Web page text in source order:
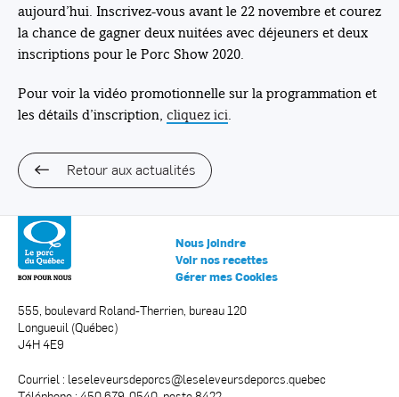
aujourd’hui. Inscrivez-vous avant le 22 novembre et courez
la chance de gagner deux nuitées avec déjeuners et deux
inscriptions pour le Porc Show 2020.
Pour voir la vidéo promotionnelle sur la programmation et
les détails d’inscription, cliquez ici.
Retour aux actualités
555, boulevard Roland-Therrien, bureau 120
Longueuil (Québec)
J4H 4E9
Courriel : leseleveursdeporcs@leseleveursdeporcs.quebec
Nous joindre
Voir nos recettes
Gérer mes Cookies